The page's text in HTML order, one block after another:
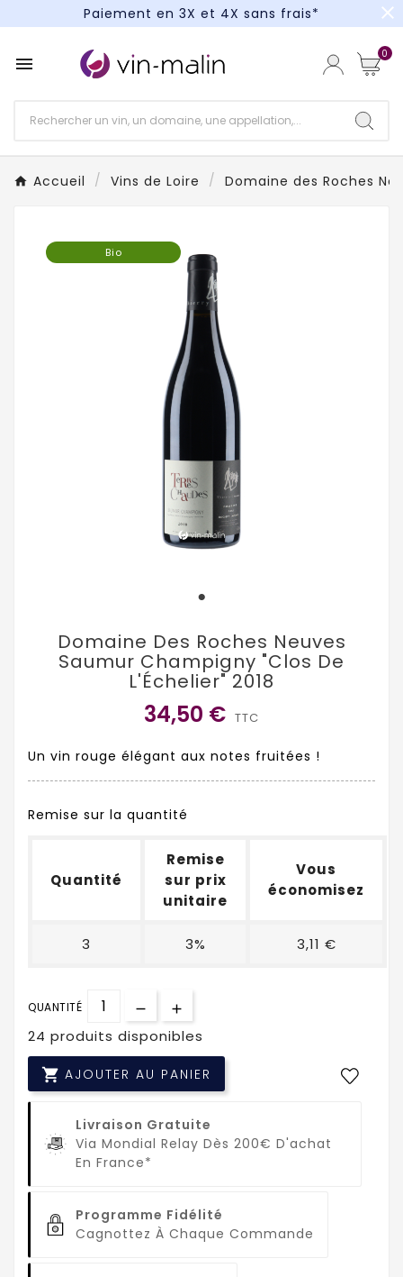
Paiement en 3X et 4X sans frais*
Paiement en 3X et 4X sans frais*
close
 0
Accueil Vins de Loire Domaine des Roches
Bio
Domaine Des Roches Neuves
Saumur Champigny "Clos De
L'Échelier" 2018
34,50 € TTC
Un vin rouge élégant aux notes fruitées !
Remise sur la quantité
Quantité
Remise
sur prix
unitaire
Vous
économisez
3 3% 3,11 €
QUANTITÉ
24 produits disponibles
 AJOUTER AU PANIER
Livraison Gratuite
Via Mondial Relay Dès 200€ D'achat
En France*
Programme Fidélité
Cagnottez À Chaque Commande